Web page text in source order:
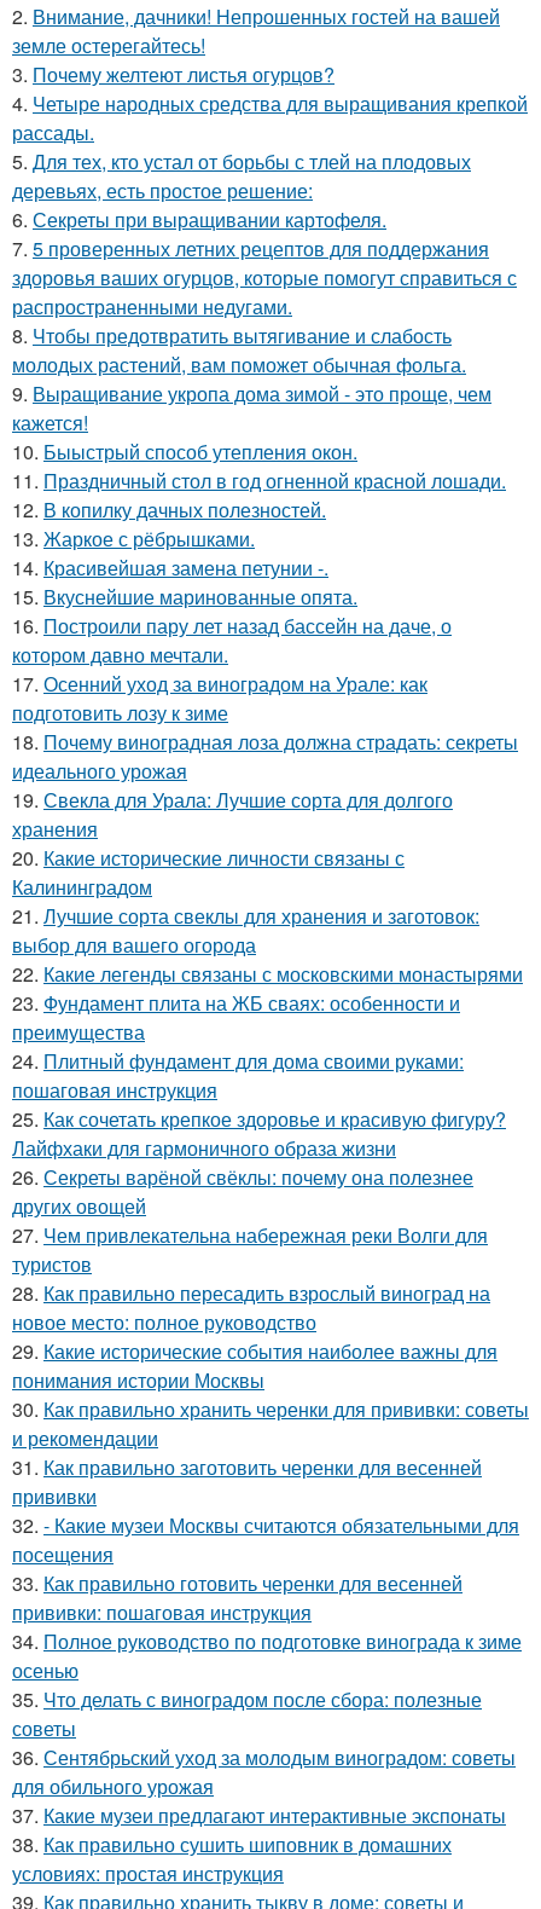
2. Внимание, дачники! Непрошенных гостей на вашей
земле остерегайтесь!
3. Почему желтеют листья огурцов?
4. Четыре народных средства для выращивания крепкой
рассады.
5. Для тех, кто устал от борьбы с тлей на плодовых
деревьях, есть простое решение:
6. Секреты при выращивании картофеля.
7. 5 проверенных летних рецептов для поддержания
здоровья ваших огурцов, которые помогут справиться с
распространенными недугами.
8. Чтобы предотвратить вытягивание и слабость
молодых растений, вам поможет обычная фольга.
9. Выращивание укропа дома зимой - это проще, чем
кажется!
10. Быыстрый способ утепления окон.
11. Праздничный стол в год огненной красной лошади.
12. В копилку дачных полезностей.
13. Жаркое с рёбрышками.
14. Красивейшая замена петунии -.
15. Вкуснейшие маринованные опята.
16. Построили пару лет назад бассейн на даче, о
котором давно мечтали.
17. Осенний уход за виноградом на Урале: как
подготовить лозу к зиме
18. Почему виноградная лоза должна страдать: секреты
идеального урожая
19. Свекла для Урала: Лучшие сорта для долгого
хранения
20. Какие исторические личности связаны с
Калининградом
21. Лучшие сорта свеклы для хранения и заготовок:
выбор для вашего огорода
22. Какие легенды связаны с московскими монастырями
23. Фундамент плита на ЖБ сваях: особенности и
преимущества
24. Плитный фундамент для дома своими руками:
пошаговая инструкция
25. Как сочетать крепкое здоровье и красивую фигуру?
Лайфхаки для гармоничного образа жизни
26. Секреты варёной свёклы: почему она полезнее
других овощей
27. Чем привлекательна набережная реки Волги для
туристов
28. Как правильно пересадить взрослый виноград на
новое место: полное руководство
29. Какие исторические события наиболее важны для
понимания истории Москвы
30. Как правильно хранить черенки для прививки: советы
и рекомендации
31. Как правильно заготовить черенки для весенней
прививки
32. - Какие музеи Москвы считаются обязательными для
посещения
33. Как правильно готовить черенки для весенней
прививки: пошаговая инструкция
34. Полное руководство по подготовке винограда к зиме
осенью
35. Что делать с виноградом после сбора: полезные
советы
36. Сентябрьский уход за молодым виноградом: советы
для обильного урожая
37. Какие музеи предлагают интерактивные экспонаты
38. Как правильно сушить шиповник в домашних
условиях: простая инструкция
39. Как правильно хранить тыкву в доме: советы и